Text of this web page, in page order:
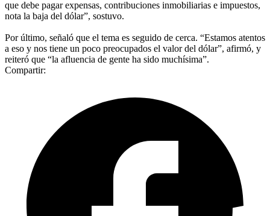
que debe pagar expensas, contribuciones inmobiliarias e impuestos,
nota la baja del dólar”, sostuvo.
Por último, señaló que el tema es seguido de cerca. “Estamos atentos
a eso y nos tiene un poco preocupados el valor del dólar”, afirmó, y
reiteró que “la afluencia de gente ha sido muchísima”.
Compartir: